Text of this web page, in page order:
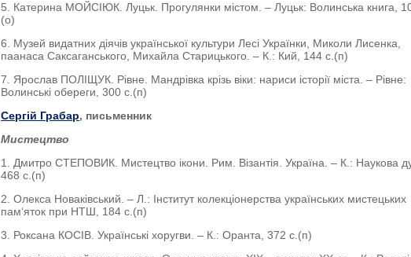
5. Катерина МОЙСІЮК. Луцьк. Прогулянки містом. – Луцьк: Волинська книга,
(о)
6. Музей видатних діячів української культури Лесі Українки, Миколи Лисенка,
паанаса Саксаганського, Михайла Старицького. – К.: Кий, 144 с.(п)
7. Ярослав ПОЛІЩУК. Рівне. Мандрівка крізь віки: нариси історії міста. – Рівне:
Волинські обереги, 300 с.(п)
Сергій Грабар, письменник
Мистецтво
1. Дмитро СТЕПОВИК. Мистецтво ікони. Рим. Візантія. Україна. – К.: Наукова
468 с.(п)
2. Олекса Новаківський. – Л.: Інститут колекціонерства українських мистецьких
пам‘яток при НТШ, 184 с.(п)
3. Роксана КОСІВ. Українські хоругви. – К.: Оранта, 372 с.(п)